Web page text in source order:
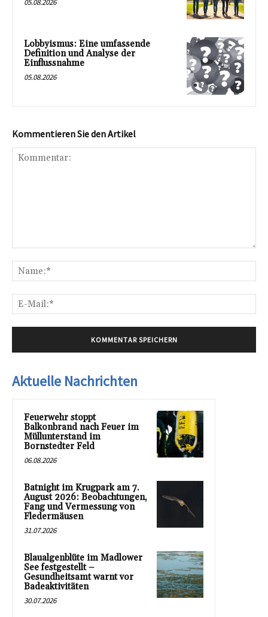
Lobbyismus: Eine umfassende
Definition und Analyse der
Einflussnahme
05.08.2026
Kommentieren Sie den Artikel
Aktuelle Nachrichten
Feuerwehr stoppt
Balkonbrand nach Feuer im
Müllunterstand im
Bornstedter Feld
06.08.2026
Batnight im Krugpark am 7.
August 2026: Beobachtungen,
Fang und Vermessung von
Fledermäusen
31.07.2026
Blaualgenblüte im Madlower
See festgestellt –
Gesundheitsamt warnt vor
Badeaktivitäten
30.07.2026